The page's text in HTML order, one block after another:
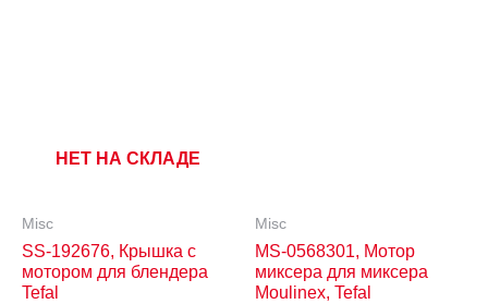
НЕТ НА СКЛАДЕ
Misc
SS-192676, Крышка с
мотором для блендера
Tefal
Misc
MS-0568301, Мотор
миксера для миксера
Moulinex, Tefal